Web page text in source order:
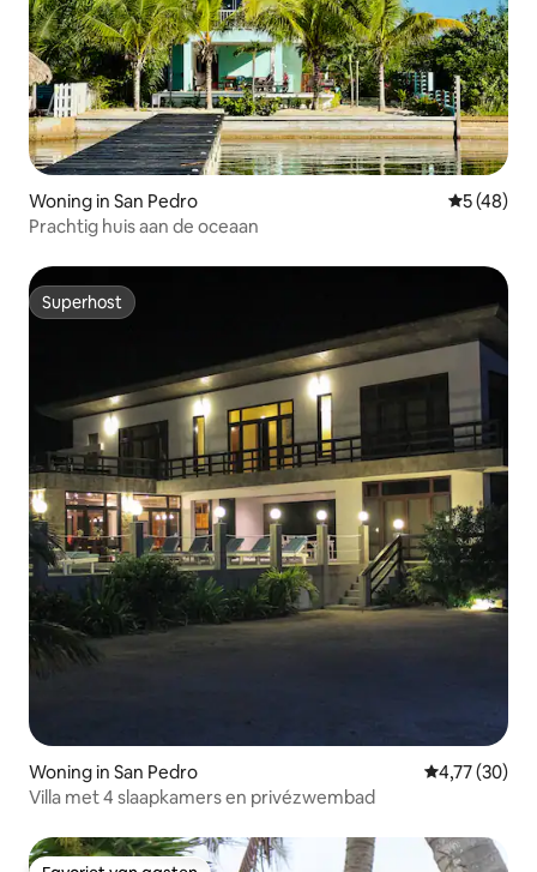
Woning in San Pedro
5 (48)
Prachtig huis aan de oceaan
Superhost
Superhost
Woning in San Pedro Gemiddelde
4,77 (30)
Villa met 4 slaapkamers en privézwembad